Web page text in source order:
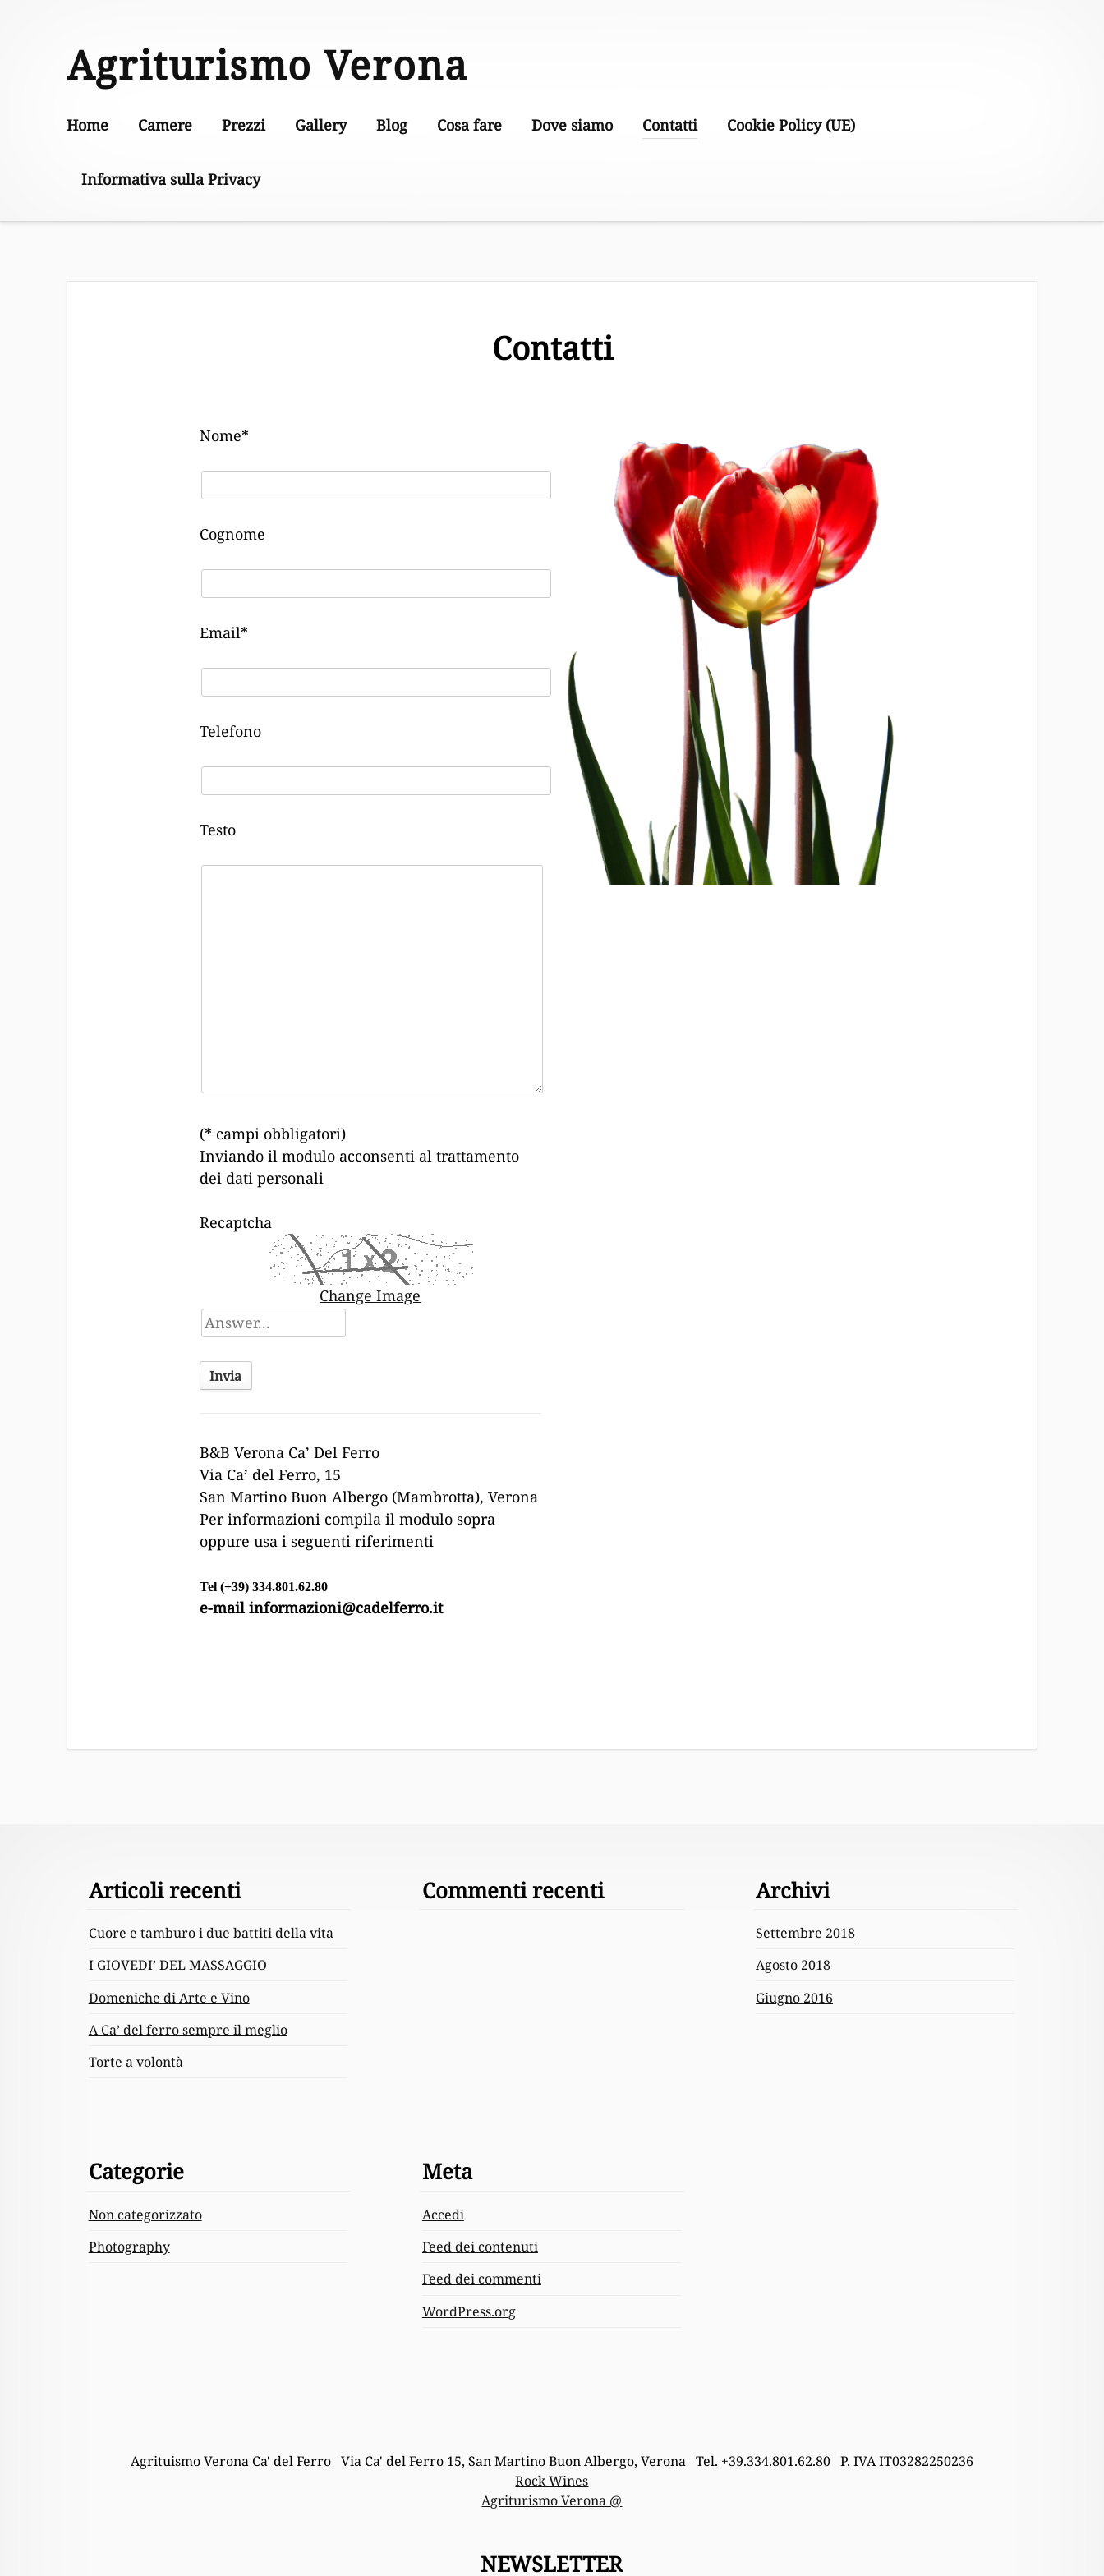
Agriturismo Verona
Home Camere Prezzi Gallery Blog Cosa fare Dove siamo Contatti Cookie Policy (UE)
Informativa sulla Privacy
Contatti
Nome*
Cognome
Email*
Telefono
Testo
(* campi obbligatori)
Inviando il modulo acconsenti al trattamento
dei dati personali
Recaptcha
Change Image
B&B Verona Ca’ Del Ferro
Via Ca’ del Ferro, 15
San Martino Buon Albergo (Mambrotta), Verona
Per informazioni compila il modulo sopra
oppure usa i seguenti riferimenti
Tel (+39) 334.801.62.80
e-mail informazioni@cadelferro.it
Articoli recenti
Cuore e tamburo i due battiti della vita
I GIOVEDI’ DEL MASSAGGIO
Domeniche di Arte e Vino
A Ca’ del ferro sempre il meglio
Torte a volontà
Commenti recenti Archivi
Settembre 2018
Agosto 2018
Giugno 2016
Categorie
Non categorizzato
Photography
Meta
Accedi
Feed dei contenuti
Feed dei commenti
WordPress.org
Agrituismo Verona Ca' del Ferro Via Ca' del Ferro 15, San Martino Buon Albergo, Verona Tel. +39.334.801.62.80 P. IVA IT03282250236
Rock Wines
Agriturismo Verona @
NEWSLETTER